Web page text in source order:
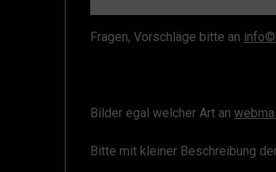
Fragen, Vorschläge bitte an
Bilder egal welcher Art an
Bitte mit kleiner Beschreibung